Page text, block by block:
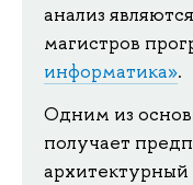
анализ
магистров
информатика».
Одним из
получает